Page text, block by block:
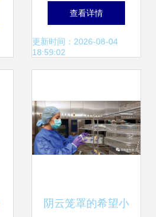
团支部 以主流思想
学习引领志愿服务
务提质增效
查看详情
更新时间：2026-08-04
18:59:02
阴云笼罩的希望小